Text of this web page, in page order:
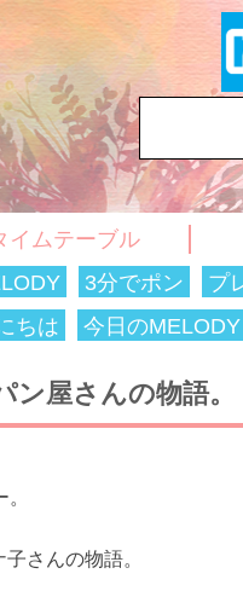
イムテーブル
3分でポン
プ
ちは 今日のMELODY
屋さんの物語。
子さんの物語。